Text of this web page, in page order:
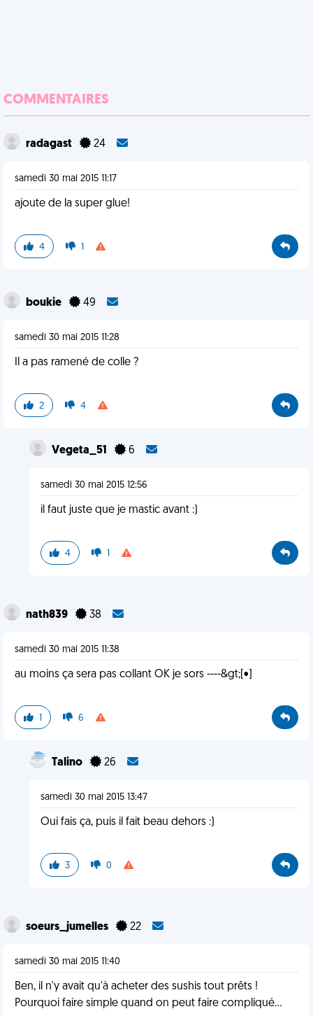
COMMENTAIRES
radagast 24
samedi 30 mai 2015 11:17
ajoute de la super glue!
4 1
boukie 49
samedi 30 mai 2015 11:28
Il a pas ramené de colle ?
2 4
Vegeta_51 6
samedi 30 mai 2015 12:56
il faut juste que je mastic avant :)
4 1
nath839 38
samedi 30 mai 2015 11:38
au moins ça sera pas collant OK je sors ----&gt;[•]
1 6
Talino 26
samedi 30 mai 2015 13:47
Oui fais ça, puis il fait beau dehors :)
3 0
soeurs_jumelles 22
samedi 30 mai 2015 11:40
Ben, il n'y avait qu'à acheter des sushis tout prêts !
Pourquoi faire simple quand on peut faire compliqué...